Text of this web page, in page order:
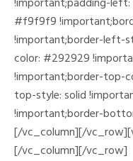
#f9f9f9
!important;border-left-
color: #292929
!important;border-top-
top-style: solid
!important;border-
[/vc_column][/
[/vc_column][/vc_row]